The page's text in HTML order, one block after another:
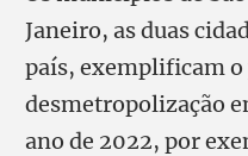
Janeiro, as duas
país, exemplificam o
desmetropolização
ano de 2022, por